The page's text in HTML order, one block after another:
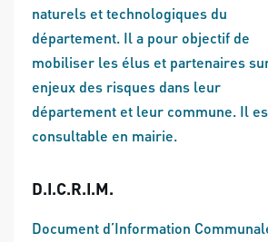
naturels et technologiques du
département. Il a pour objectif de
mobiliser les élus et partenaires
enjeux des risques dans leur
département et leur commune. Il
consultable en mairie.
D.I.C.R.I.M.
Document d’Information